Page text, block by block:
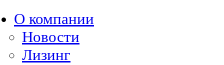
О компании
Новости
Лизинг